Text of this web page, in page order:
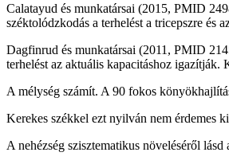
Calatayud és munkatársai (2015, PMID
széktolódzkodás a terhelést a tricepszre és
Dagfinrud és munkatársai (2011, PMID
terhelést az aktuális kapacitáshoz
A mélység számít. A 90 fokos
Kerekes székkel ezt nyilván nem érdemes
A nehézség szisztematikus növeléséről lásd